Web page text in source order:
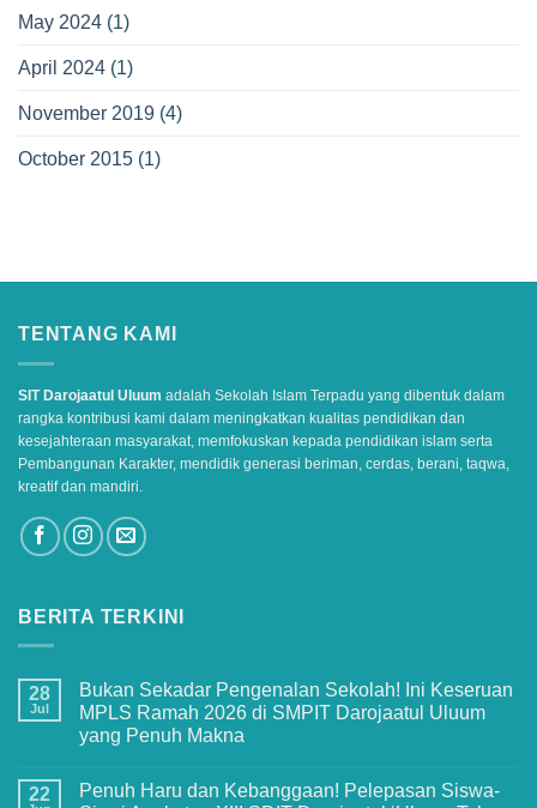
May 2024 (1)
April 2024 (1)
November 2019 (4)
October 2015 (1)
TENTANG KAMI
SIT Darojaatul Uluum adalah Sekolah Islam Terpadu yang dibentuk dalam
rangka kontribusi kami dalam meningkatkan kualitas pendidikan dan
kesejahteraan masyarakat, memfokuskan kepada pendidikan islam serta
Pembangunan Karakter, mendidik generasi beriman, cerdas, berani, taqwa,
kreatif dan mandiri.
BERITA TERKINI
28
Jul
Bukan Sekadar Pengenalan Sekolah! Ini Keseruan
MPLS Ramah 2026 di SMPIT Darojaatul Uluum
yang Penuh Makna
on
22
Penuh Haru dan Kebanggaan! Pelepasan Siswa-